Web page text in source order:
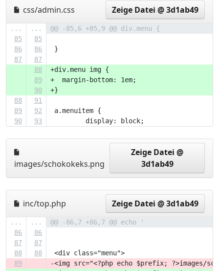
css/admin.css Zeige Datei @ 3d1ab49
... ...
@@ -85,6 +85,9 @@ div.menu {
85
85
86
86
}
87
87
88
+div.menu img {
89
+  margin-bottom: 1em;
90
+}
88
91
89
92
a.menuitem {
90
93
         display: block;
images/schokokeks.png
Zeige Datei @
3d1ab49
inc/top.php Zeige Datei @ 3d1ab49
... ...
@@ -86,7 +86,7 @@ echo '
86
86
87
87
88
88
<div class="menu">
89
-<img src="<?php echo $prefix; ?>images/